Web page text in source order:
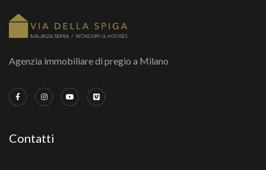
Agenzia immobiliare di pregio a Milano
Contatti